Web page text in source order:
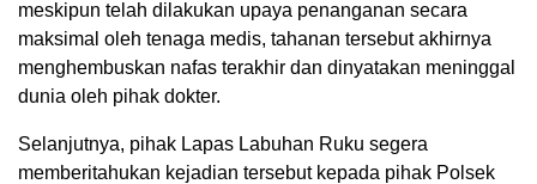
meskipun telah dilakukan upaya penanganan secara
maksimal oleh tenaga medis, tahanan tersebut akhirnya
menghembuskan nafas terakhir dan dinyatakan meninggal
dunia oleh pihak dokter.
Selanjutnya, pihak Lapas Labuhan Ruku segera
memberitahukan kejadian tersebut kepada pihak Polsek